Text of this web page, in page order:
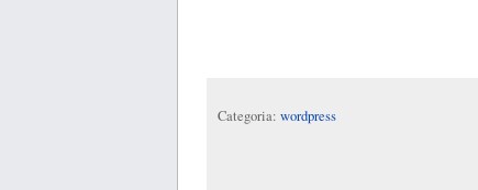
Categoria: wordpress